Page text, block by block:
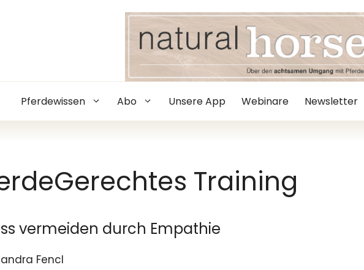
Pferdewissen Abo Unsere App Webinare Newsletter
Training
vermeiden durch Empathie
Fencl